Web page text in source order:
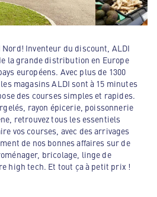
Nord! Inventeur du discount, ALDI
la grande distribution en Europe
européens. Avec plus de 1300
magasins ALDI sont à 15 minutes
des courses simples et rapides.
rayon épicerie, poissonnerie
retrouvez tous les essentiels
vos courses, avec des arrivages
de nos bonnes affaires sur de
bricolage, linge de
high tech. Et tout ça à petit prix !